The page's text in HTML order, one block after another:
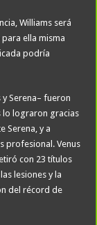
Williams será
ella misma
podría
y Serena– fueron
lo lograron gracias
Serena, y a
profesional. Venus
con 23 títulos
lesiones y la
del récord de